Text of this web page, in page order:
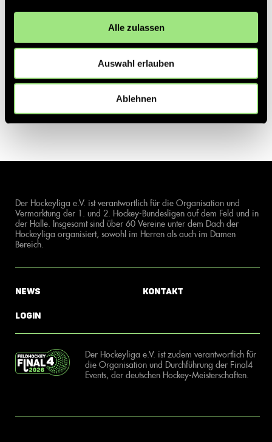
Alle zulassen
Auswahl erlauben
Ablehnen
Der Hockeyliga e.V. ist verantwortlich für die Organisation und
Vermarktung der 1. und 2. Hockey-Bundesligen auf dem Feld und in
der Halle. Insgesamt sind über 60 Vereine unter dem Dach der
Hockeyliga organisiert, sowohl im Herren als auch im Damen
Bereich.
News
Login
Kontakt
Der Hockeyliga e.V. ist zudem verantwortlich für
die Organisation und Durchführung der Final4
Events, der deutschen Hockey-Meisterschaften.